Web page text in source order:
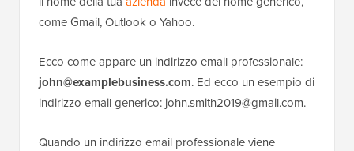
come Gmail, Outlook o Yahoo.
Ecco come appare un indirizzo email professionale:
john@examplebusiness.com. Ed ecco un esempio di
indirizzo email generico: john.smith2019@gmail.com.
Quando un indirizzo email professionale viene